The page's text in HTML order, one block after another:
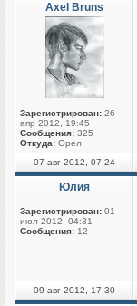
Axel Bruns
Зарегистрирован: 26
апр 2012, 19:45
Сообщения: 325
Откуда: Орел
07 авг 2012, 07:24
Юлия
Зарегистрирован: 01
июл 2012, 04:31
Сообщения: 12
09 авг 2012, 17:30